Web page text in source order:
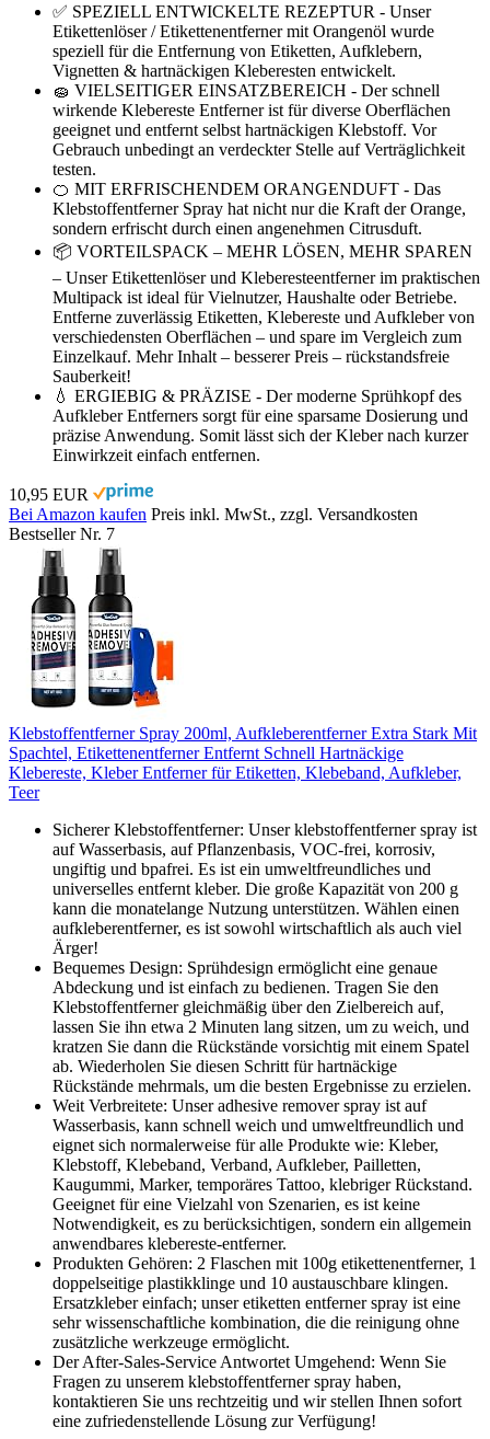
✅ SPEZIELL ENTWICKELTE REZEPTUR - Unser
Etikettenlöser / Etikettenentferner mit Orangenöl wurde
speziell für die Entfernung von Etiketten, Aufklebern,
Vignetten & hartnäckigen Kleberesten entwickelt.
🧽 VIELSEITIGER EINSATZBEREICH - Der schnell
wirkende Klebereste Entferner ist für diverse Oberflächen
geeignet und entfernt selbst hartnäckigen Klebstoff. Vor
Gebrauch unbedingt an verdeckter Stelle auf Verträglichkeit
testen.
🍊 MIT ERFRISCHENDEM ORANGENDUFT - Das
Klebstoffentferner Spray hat nicht nur die Kraft der Orange,
sondern erfrischt durch einen angenehmen Citrusduft.
📦 VORTEILSPACK – MEHR LÖSEN, MEHR SPAREN
– Unser Etikettenlöser und Kleberesteentferner im praktischen
Multipack ist ideal für Vielnutzer, Haushalte oder Betriebe.
Entferne zuverlässig Etiketten, Klebereste und Aufkleber von
verschiedensten Oberflächen – und spare im Vergleich zum
Einzelkauf. Mehr Inhalt – besserer Preis – rückstandsfreie
Sauberkeit!
💧 ERGIEBIG & PRÄZISE - Der moderne Sprühkopf des
Aufkleber Entferners sorgt für eine sparsame Dosierung und
präzise Anwendung. Somit lässt sich der Kleber nach kurzer
Einwirkzeit einfach entfernen.
10,95 EUR
Bei Amazon kaufen Preis inkl. MwSt., zzgl. Versandkosten
Bestseller Nr. 7
Klebstoffentferner Spray 200ml, Aufkleberentferner Extra Stark Mit
Spachtel, Etikettenentferner Entfernt Schnell Hartnäckige
Klebereste, Kleber Entferner für Etiketten, Klebeband, Aufkleber,
Teer
Sicherer Klebstoffentferner: Unser klebstoffentferner spray ist
auf Wasserbasis, auf Pflanzenbasis, VOC-frei, korrosiv,
ungiftig und bpafrei. Es ist ein umweltfreundliches und
universelles entfernt kleber. Die große Kapazität von 200 g
kann die monatelange Nutzung unterstützen. Wählen einen
aufkleberentferner, es ist sowohl wirtschaftlich als auch viel
Ärger!
Bequemes Design: Sprühdesign ermöglicht eine genaue
Abdeckung und ist einfach zu bedienen. Tragen Sie den
Klebstoffentferner gleichmäßig über den Zielbereich auf,
lassen Sie ihn etwa 2 Minuten lang sitzen, um zu weich, und
kratzen Sie dann die Rückstände vorsichtig mit einem Spatel
ab. Wiederholen Sie diesen Schritt für hartnäckige
Rückstände mehrmals, um die besten Ergebnisse zu erzielen.
Weit Verbreitete: Unser adhesive remover spray ist auf
Wasserbasis, kann schnell weich und umweltfreundlich und
eignet sich normalerweise für alle Produkte wie: Kleber,
Klebstoff, Klebeband, Verband, Aufkleber, Pailletten,
Kaugummi, Marker, temporäres Tattoo, klebriger Rückstand.
Geeignet für eine Vielzahl von Szenarien, es ist keine
Notwendigkeit, es zu berücksichtigen, sondern ein allgemein
anwendbares klebereste-entferner.
Produkten Gehören: 2 Flaschen mit 100g etikettenentferner, 1
doppelseitige plastikklinge und 10 austauschbare klingen.
Ersatzkleber einfach; unser etiketten entferner spray ist eine
sehr wissenschaftliche kombination, die die reinigung ohne
zusätzliche werkzeuge ermöglicht.
Der After-Sales-Service Antwortet Umgehend: Wenn Sie
Fragen zu unserem klebstoffentferner spray haben,
kontaktieren Sie uns rechtzeitig und wir stellen Ihnen sofort
eine zufriedenstellende Lösung zur Verfügung!